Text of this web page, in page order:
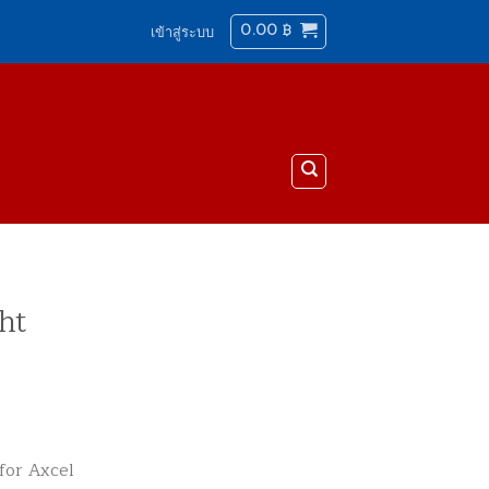
เข้าสู่ระบบ 0.00฿
Axcel